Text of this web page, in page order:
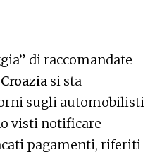
di raccomandate
Croazia si sta
sugli automobilisti
visti notificare
pagamenti, riferiti